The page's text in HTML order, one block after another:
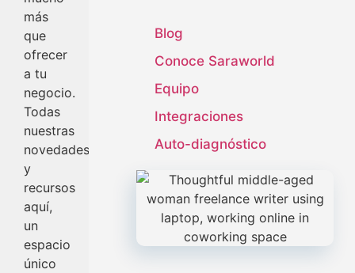
más
que
ofrecer
a tu
negocio.
Todas
nuestras
novedades
y
recursos
aquí,
un
espacio
único
Blog
Conoce Saraworld
Equipo
Integraciones
Auto-diagnóstico